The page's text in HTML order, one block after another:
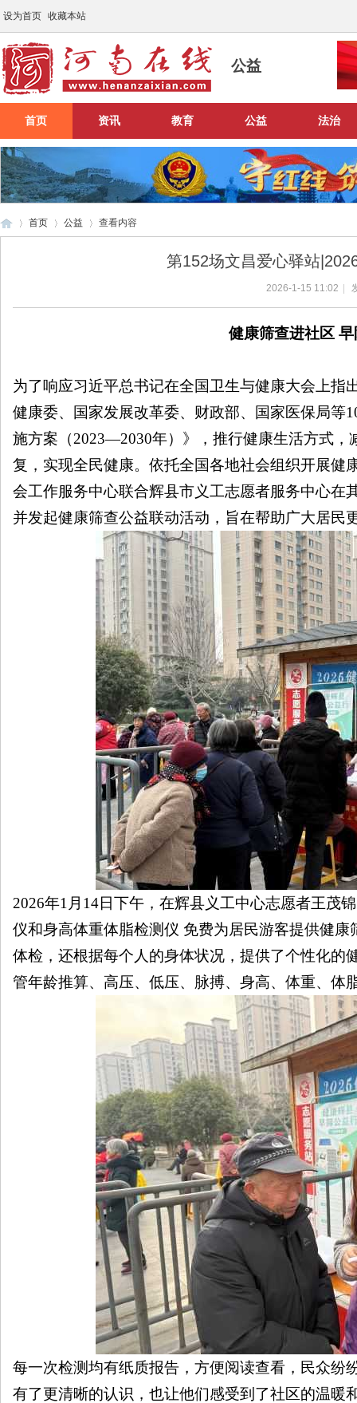
设为首页 收藏本站
公益
首页 资讯 教育 公益 法治
首页 公益 查看内容
第152场文昌爱心驿站
2026-1-15 11:02
健康筛查进社区 早
为了响应习近平总书记在全国卫生与健康大会上指
健康委、国家发展改革委、财政部、国家医保局
施方案（2023—2030年）》，推行健康生活方式
复，实现全民健康。依托全国各地社会组织开展健
会工作服务中心联合辉县市义工志愿者服务中心在
并发起健康筛查公益联动活动，旨在帮助广大居民
2026年1 月 14日下午 ，在辉县义工中心志愿者王茂
仪和身高体重体脂检测仪 免费为居民游客提供健康
体检，还根据每个人的身体状况，提供了个性化的
管年龄推算、高压、低压、脉搏、 身高、体重、体
每一次检测均有纸质报告，方便阅读查看，民众纷
有了更清晰的认识，也让他们感受到了社区的温暖